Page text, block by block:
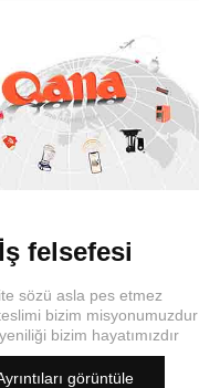
İş felsefesi
sözü asla pes etmez
bizim misyonumuzdur
bizim hayatımızdır
görüntüle